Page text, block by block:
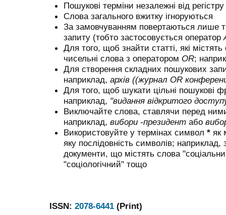
Пошукові терміни незалежні від регістру
Слова загального вжитку ігноруються
За замовчуванням повертаються лише ті
запиту (тобто застосовується оператор
Для того, щоб знайти статті, які
чисельні слова з оператором OR;
Для створення складних пошукових
наприклад, архів ((журнал OR
Для того, щоб шукати цільні пошукові
наприклад, "видання відкритого
Виключайте слова, ставлячи перед
наприклад, вибори -президент або
Використовуйте у термінах символ * як
яку послідовність символів;
документи, що містять слова
"соціологічний" тощо
ISSN: 2078-6441 (Print)